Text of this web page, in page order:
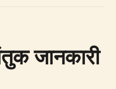
जानकारी